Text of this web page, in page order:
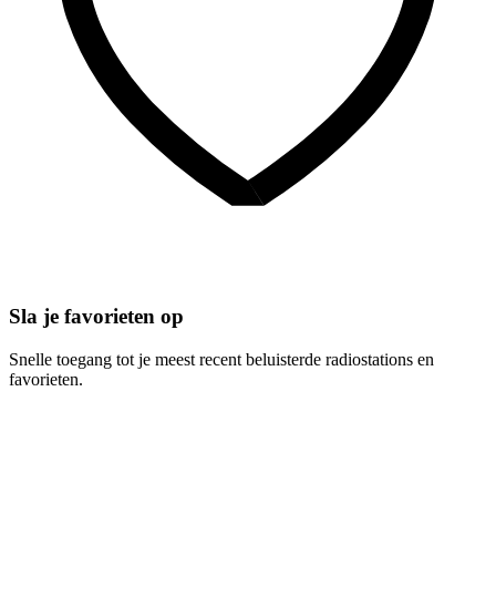
Sla je favorieten op
Snelle toegang tot je meest recent beluisterde radiostations en
favorieten.